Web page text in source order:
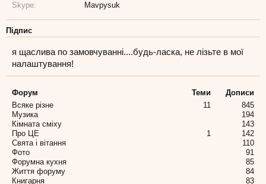
Skype:
Mavpysuk
Підпис
я щаслива по замовчуванні....будь-ласка, не лізьте в мої
налаштування!
Форум Теми
Дописи
Всяке різне
11
845
Музика
194
Кімната сміху
143
Про ЦЕ
1
142
Свята і вітання
110
Фото
91
Форумна кухня
85
Життя форуму
84
Книгарня
83